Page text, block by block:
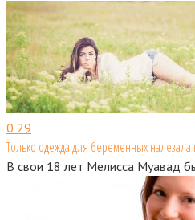
0 29
Только одежда для беременных налезала
В свои 18 лет Мелисса Муавад